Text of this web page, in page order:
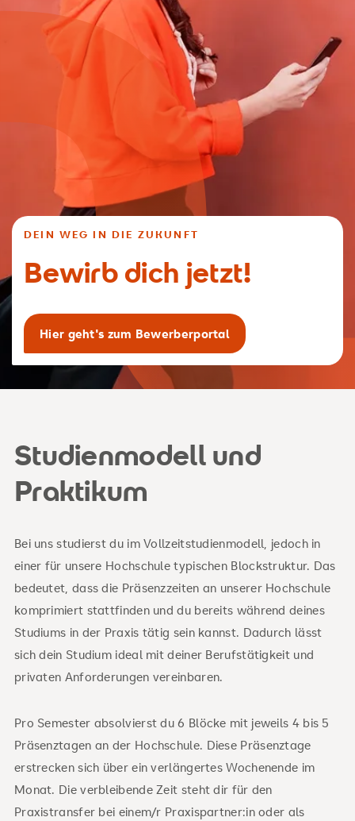
DEIN WEG IN DIE ZUKUNFT
Bewirb dich jetzt!
Hier geht's zum Bewerberportal
Studienmodell und
Praktikum
Bei uns studierst du im Vollzeitstudienmodell, jedoch in
einer für unsere Hochschule typischen Blockstruktur. Das
bedeutet, dass die Präsenzzeiten an unserer Hochschule
komprimiert stattfinden und du bereits während deines
Studiums in der Praxis tätig sein kannst. Dadurch lässt
sich dein Studium ideal mit deiner Berufstätigkeit und
privaten Anforderungen vereinbaren.
Pro Semester absolvierst du 6 Blöcke mit jeweils 4 bis 5
Präsenztagen an der Hochschule. Diese Präsenztage
erstrecken sich über ein verlängertes Wochenende im
Monat. Die verbleibende Zeit steht dir für den
Praxistransfer bei einem/r Praxispartner:in oder als